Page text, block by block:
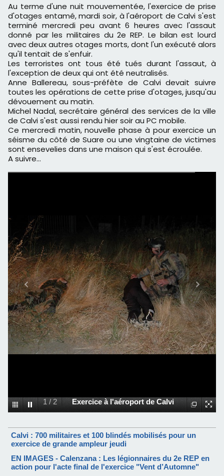
Au terme d'une nuit mouvementée, l'exercice de prise
d'otages entamé, mardi soir, à l'aéroport de Calvi s'est
terminé mercredi peu avant 6 heures avec l'assaut
donné par les militaires du 2e REP. Le bilan est lourd
avec deux autres otages morts, dont l'un exécuté alors
qu'il tentait de s'enfuir.
Les terroristes ont tous été tués durant l'assaut, à
l'exception de deux qui ont été neutralisés.
Anne Ballereau, sous-préfète de Calvi devait suivre
toutes les opérations de cette prise d'otages, jusqu'au
dévouement au matin.
Michel Nadal, secrétaire général des services de la ville
de Calvi s'est aussi rendu hier soir au PC mobile.
Ce mercredi matin, nouvelle phase à pour exercice un
séisme du côté de Suare ou une vingtaine de victimes
sont ensevelies dans une maison qui s'est écroulée.
A suivre…
1 / 2 Exercice à l'aéroport de Calvi
Calvi : 700 militaires et 100 blindés mobilisés pour un
exercice de grande ampleur jeudi
EN IMAGES - Calenzana : Les légionnaires du 2e REP en
action pour l'acte final de l'exercice "Vent d’Automne"